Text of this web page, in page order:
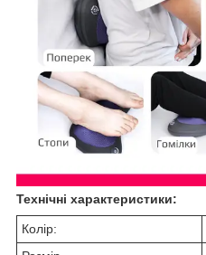
Технічні характеристики:
Колір: